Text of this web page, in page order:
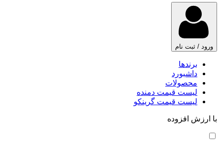
ورود / ثبت نام
برندها
داشبورد
محصولات
لیست قیمت دمنده
لیست قیمت گرینکو
با ارزش افزوده